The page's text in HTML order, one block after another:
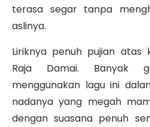
terasa segar tanpa
aslinya.
Liriknya penuh pujian atas
Raja Damai. Banyak
menggunakan lagu ini
nadanya yang megah
dengan suasana penuh